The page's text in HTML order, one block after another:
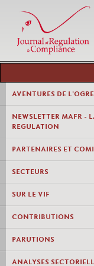
AVENTURES DE
NEWSLETTER MAFR -
REGULATION
PARTENAIRES ET
SECTEURS
SUR LE VIF
CONTRIBUTIONS
PARUTIONS
ANALYSES